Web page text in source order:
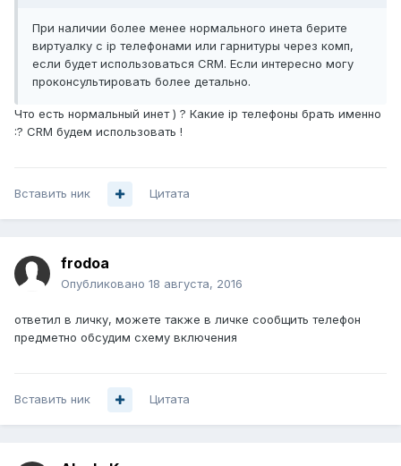
При наличии более менее нормального инета берите
виртуалку с ip телефонами или гарнитуры через комп,
если будет использоваться CRM. Если интересно могу
проконсультировать более детально.
Что есть нормальный инет ) ? Какие ip телефоны брать именно
:? CRM будем использовать !
Вставить ник Цитата
frodoa
Опубликовано 18 августа, 2016
ответил в личку, можете также в личке сообщить телефон
предметно обсудим схему включения
Вставить ник Цитата